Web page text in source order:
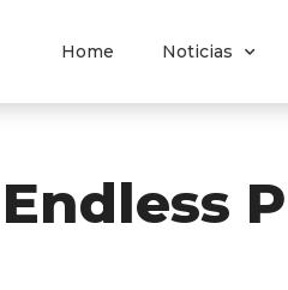
Home Noticias